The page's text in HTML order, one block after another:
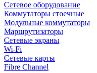
Сетевое оборудование
Коммутаторы стоечные
Модульные коммутаторы
Маршрутизаторы
Сетевые экраны
Wi-Fi
Сетевые карты
Fibre Channel